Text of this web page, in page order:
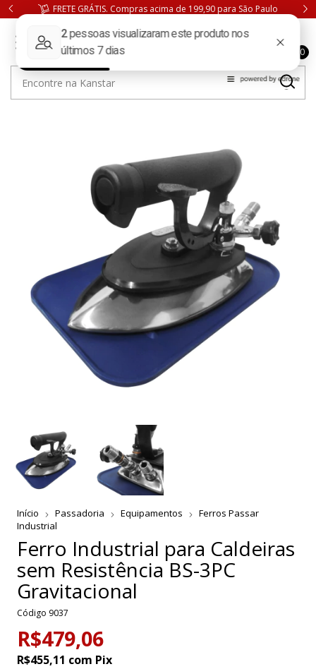
FRETE GRÁTIS. Compras acima de 199,90 para São Paulo
0
Início Passadoria Equipamentos
Ferros Passar
Industrial
Ferro Industrial para Caldeiras
sem Resistência BS-3PC
Gravitacional
Código 9037
R$479,06
R$455,11 com Pix